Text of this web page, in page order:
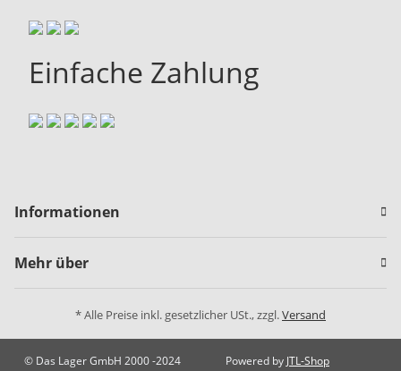
Einfache Zahlung
Informationen
Mehr über
* Alle Preise inkl. gesetzlicher USt., zzgl.Versand
© Das Lager GmbH 2000 -2024 Powered by JTL-Shop